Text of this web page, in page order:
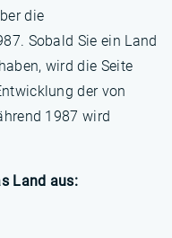
die
Sobald Sie ein Land
wird die Seite
der von
1987 wird
Land aus: